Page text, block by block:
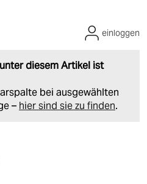
diesem Artikel ist
bei ausgewählten
– hier sind sie zu finden.
einloggen